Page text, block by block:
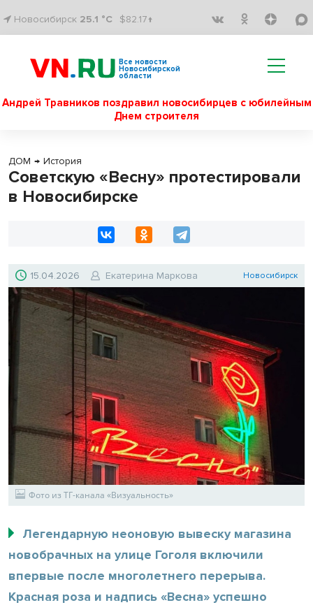
Новосибирск 25.1 °C $82.17↑
Все новости
Новосибирской
области
Андрей Травников поздравил новосибирцев с юбилейным
Днем строителя
ДОМ → История
Советскую «Весну» протестировали
в Новосибирске
15.04.2026 Екатерина Маркова Новосибирск
Фото из ТГ-канала «Визуальность»
Легендарную неоновую вывеску магазина
новобрачных на улице Гоголя включили
впервые после многолетнего перерыва.
Красная роза и надпись «Весна» успешно